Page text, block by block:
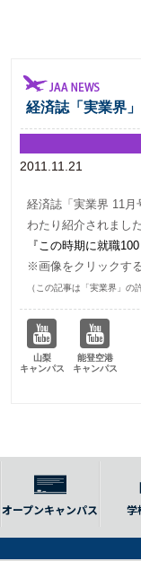
経済誌「実業界
2011.11.21
経済誌「実業界 11
わたり紹介されまし
『この時期に就職
※画像をクリックす
（この記事は「実業界」の
山梨
キャンパス
能登空港
キャンパス
オープンキャンパス 学